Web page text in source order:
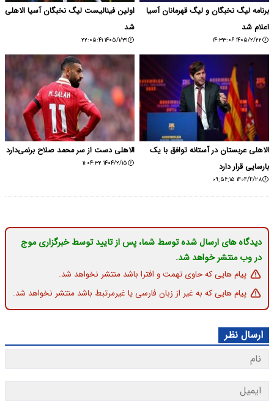
برنامه لیگ نخبگان و لیگ قهرمانان آسیا
اعلام شد
۱۴۰۵/۲/۲۲ ۱۴:۳۳:۰۶
اولین فینالیست لیگ نخبگان آسیا الاهلی
شد
۱۴۰۵/۱/۳۱ ۲۲:۰۵:۴۱
الاهلی عربستان در آستانه توافق با یک
بارسایی قرار دارد
۱۴۰۴/۴/۲۸ ۰۹:۵۶:۱۵
الاهلی دست از سر محمد صلاح برنمی‌دارد
۱۴۰۴/۲/۱۵ ۱۱:۰۴:۳۲
دیدگاه های ارسال شده توسط شما، پس از تایید توسط خبرگزاری موج
در وب منتشر خواهد شد.
پیام هایی که حاوی تهمت و افترا باشد منتشر نخواهد شد.
پیام هایی که به غیر از زبان فارسی یا غیرمرتبط باشد منتشر نخواهد شد.
ارسال نظر